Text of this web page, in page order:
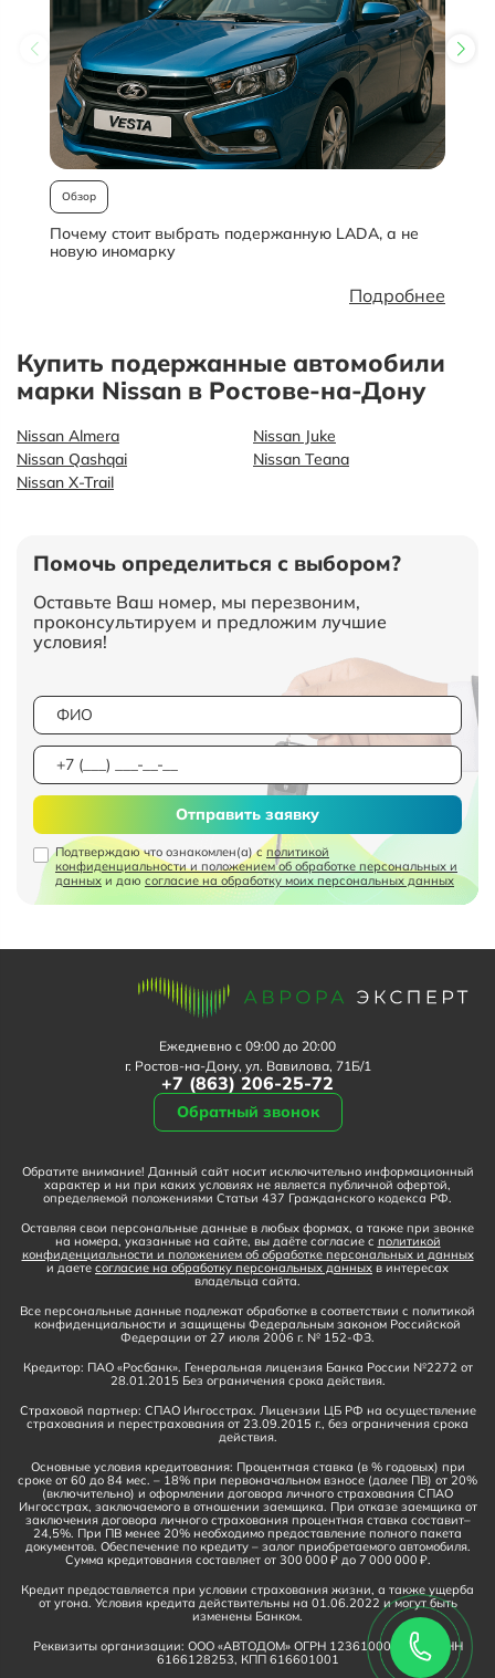
Обзор
Почему стоит выбрать подержанную LADA, а не
новую иномарку
Подробнее
Купить подержанные автомобили
марки Nissan в Ростове-на-Дону
Nissan Almera
Nissan Juke
Nissan Qashqai
Nissan Teana
Nissan X-Trail
Помочь определиться с выбором?
Оставьте Ваш номер, мы перезвоним,
проконсультируем и предложим лучшие
условия!
Подтверждаю что ознакомлен(а) сполитикой
конфиденциальности и положением об обработке персональных и
данных и даю согласие на обработку моих персональных данных
Отправить заявку
Ежедневно с 09:00 до 20:00
г. Ростов-на-Дону, ул. Вавилова, 71Б/1
+7 (863) 206-25-72
Обратный звонок
Обратите внимание! Данный сайт носит исключительно информационный
характер и ни при каких условиях не является публичной офертой,
определяемой положениями Статьи 437 Гражданского кодекса РФ.
Оставляя свои персональные данные в любых формах, а также при звонке
на номера, указанные на сайте, вы даёте согласие с политикой
конфиденциальности и положением об обработке персональных и данных
и даете согласие на обработку персональных данных в интересах
владельца сайта.
Все персональные данные подлежат обработке в соответствии с политикой
конфиденциальности и защищены Федеральным законом Российской
Федерации от 27 июля 2006 г. № 152-ФЗ.
Кредитор: ПАО «Росбанк». Генеральная лицензия Банка России №2272 от
28.01.2015 Без ограничения срока действия.
Страховой партнер: СПАО Ингосстрах. Лицензии ЦБ РФ на осуществление
страхования и перестрахования от 23.09.2015 г., без ограничения срока
действия.
Основные условия кредитования: Процентная ставка (в % годовых) при
сроке от 60 до 84 мес. – 18% при первоначальном взносе (далее ПВ) от 20%
(включительно) и оформлении договора личного страхования СПАО
Ингосстрах, заключаемого в отношении заемщика. При отказе заемщика от
заключения договора личного страхования процентная ставка составит–
24,5%. При ПВ менее 20% необходимо предоставление полного пакета
документов. Обеспечение по кредиту – залог приобретаемого автомобиля.
Сумма кредитования составляет от 300 000 ₽ до 7 000 000 ₽.
Кредит предоставляется при условии страхования жизни, а также ущерба
от угона. Условия кредита действительны на 01.06.2022 и могут быть
изменены Банком.
Реквизиты организации: ООО «АВТОДОМ» ОГРН 1236100016910, ИНН
6166128253, КПП 616601001